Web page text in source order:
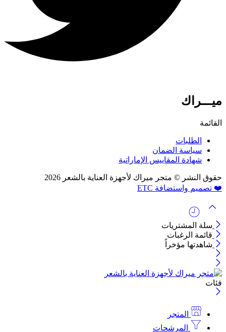
ميـــراك
القائمة
الطلبات
سياسة الضمان
شهادة المقاييس الإماراتية
حقوق النشر © متجر ميراك لأجهزة العناية بالشعر 2026
❤️ تصميم واستضافة ETC
سلة المشتريات
قائمة الرغبات
شاهدتها مؤخراً
فئات
المتجر
المرشحات